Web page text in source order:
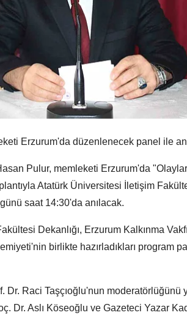
Erzurum'da düzenlenecek panel ile
Pulur, memleketi Erzurum'da
Atatürk Üniversitesi İletişim
saat 14:30'da anılacak.
Dekanlığı, Erzurum Kalkınma
birlikte hazırladıkları program
Dr. Raci Taşçıoğlu'nun moderatörlüğünü
Dr. Aslı Köseoğlu ve Gazeteci Yazar